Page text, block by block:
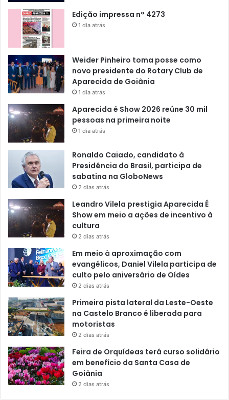
Edição impressa n° 4273
1 dia atrás
Weider Pinheiro toma posse como
novo presidente do Rotary Club de
Aparecida de Goiânia
1 dia atrás
Aparecida é Show 2026 reúne 30 mil
pessoas na primeira noite
1 dia atrás
Ronaldo Caiado, candidato à
Presidência do Brasil, participa de
sabatina na GloboNews
2 dias atrás
Leandro Vilela prestigia Aparecida É
Show em meio a ações de incentivo à
cultura
2 dias atrás
Em meio à aproximação com
evangélicos, Daniel Vilela participa de
culto pelo aniversário de Oídes
2 dias atrás
Primeira pista lateral da Leste-Oeste
na Castelo Branco é liberada para
motoristas
2 dias atrás
Feira de Orquídeas terá curso solidário
em benefício da Santa Casa de
Goiânia
2 dias atrás